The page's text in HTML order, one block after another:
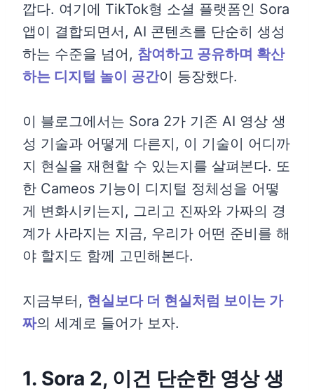
깝다. 여기에 TikTok형 소셜 플랫폼인 Sora
앱이 결합되면서, AI 콘텐츠를 단순히 생성
하는 수준을 넘어, 참여하고 공유하며 확산
하는 디지털 놀이 공간이 등장했다.
이 블로그에서는 Sora 2가 기존 AI 영상 생
성 기술과 어떻게 다른지, 이 기술이 어디까
지 현실을 재현할 수 있는지를 살펴본다. 또
한 Cameos 기능이 디지털 정체성을 어떻
게 변화시키는지, 그리고 진짜와 가짜의 경
계가 사라지는 지금, 우리가 어떤 준비를 해
야 할지도 함께 고민해본다.
지금부터, 현실보다 더 현실처럼 보이는 가
짜의 세계로 들어가 보자.
1. Sora 2, 이건 단순한 영상 생